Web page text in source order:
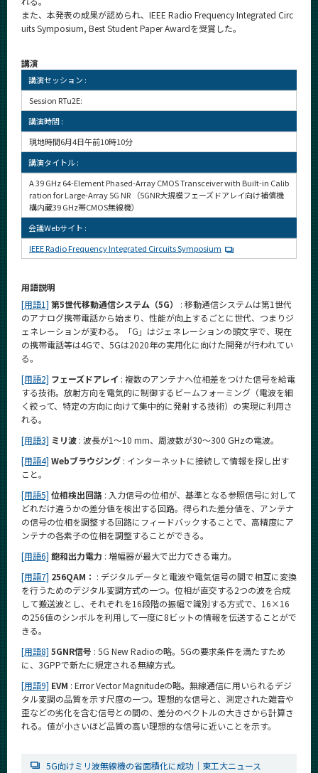
また、本発表の成果が認められ、IEEE Radio Frequency Integrated Circ
uits Symposium, Best Student Paper Awardを受賞した。
講演
講演セッション :
Session RTu2E:
講演時間 :
現地時間6月4日午前10時10分
講演タイトル :
A 39 GHz 64-Element Phased-Array CMOS Transceiver with Built-in Calib
ration for Large-Array 5G NR （5GNR大規模フェーズドアレイ向け補償機
構内蔵39 GHz帯CMOS無線機）
会議Webサイト :
IEEE Radio Frequency Integrated Circuits Symposium
用語説明
[用語1] 第5世代移動通信システム（5G）
: 移動通信システムは第1世代
のアナログ携帯電話から始まり、性能が向上するごとに世代、つまりジ
ェネレーションが変わる。「G」はジェネレーションの頭文字で、現在
の携帯電話等は4Gで、5Gは2020年の実用化に向けた開発が行われてい
る。
[用語2] フェーズドアレイ : 複数のアンテナへ位相差をつけた信号を給電
する技術。放射方向を電気的に制御するビームフォーミング（電波を細
く絞って、特定の方向に向けて集中的に発射する技術）の実現に利用さ
れる。
[用語3] ミリ波 : 波長が1～10 mm、周波数が30～300 GHzの電波。
[用語4] Webブラウジング : インターネットに接続して情報を探し出す
こと。
[用語5] 位相検出回路 : 入力信号の位相が、基準となる参照信号に対して
どれだけ違うかの差分値を検出する回路。得られた差分値を、アンテナ
の信号の位相を調整する回路にフィードバックすることで、高精度にア
ンテナの各素子の位相を調整することができる。
[用語6] 飽和出力電力 : 増幅器が最大で出力できる電力。
[用語7] 256QAM： : デジタルデータと電波や電気信号の間で相互に変換
を行うためのデジタル変調方式の一つ。位相が直交する2つの波を合成
して搬送波とし、それぞれを16段階の振幅で識別する方式で、16×16
の256値のシンボルを利用して一度に8ビットの情報を伝送することがで
きる。
[用語8] 5GNR信号 : 5G New Radioの略。5Gの要求条件を満たすため
に、3GPPで新たに規定される無線方式。
[用語9] EVM : Error Vector Magnitudeの略。無線通信に用いられるデジ
タル変調の品質を示す尺度の一つ。理想的な信号と、測定された雑音や
歪などの劣化を含む信号との間の、差分のベクトルの大きさから計算さ
れる。値が小さいほど品質の高い理想的な信号に近いことを示す。
5G向けミリ波無線機の省面積化に成功│東工大ニュース